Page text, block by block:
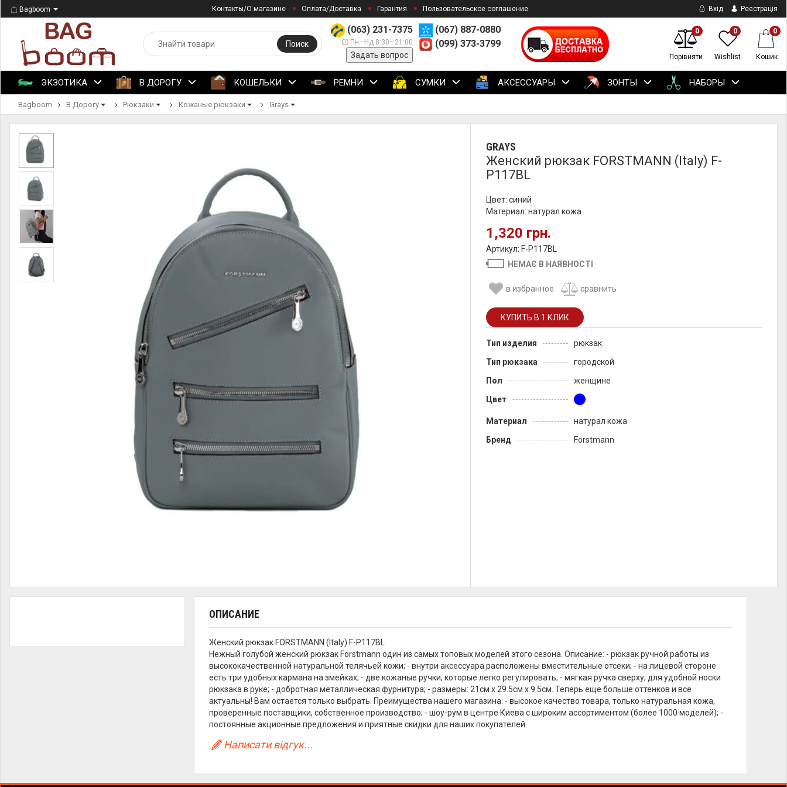
Bagboom Контакты/О магазине Оплата/Доставка Гарантия Пользовательское соглашение Вхід Реєстрація
(063) 231-7375
Пн—Нд 8:30—21:00
Задать вопрос
(067) 887-0880
(099) 373-3799
Поиск
0
Порівняти
0
Wishlist
0
Кошик
ЭКЗОТИКА В ДОРОГУ КОШЕЛЬКИ РЕМНИ СУМКИ АКСЕССУАРЫ ЗОНТЫ НАБОРЫ
Bagboom В Дорогу Рюкзаки Кожаные рюкзаки Grays
GRAYS
Женский рюкзак FORSTMANN (Italy) F-
P117BL
Цвет: синий
Материал: натурал кожа
1,320 грн.
Артикул: F-P117BL
НЕМАЄ В НАЯВНОСТІ
в избранное сравнить
Тип изделия
рюкзак
Тип рюкзака
городской
Пол
женщине
Цвет
Материал
натурал кожа
Бренд
Forstmann
ОПИСАНИЕ
Женский рюкзак FORSTMANN (Italy) F-P117BL
Нежный голубой женский рюкзак Forstmann один из самых топовых моделей этого сезона. Описание: - рюкзак ручной работы из
высококачественной натуральной телячьей кожи; - внутри аксессуара расположены вместительные отсеки; - на лицевой стороне
есть три удобных кармана на змейках; - две кожаные ручки, которые легко регулировать; - мягкая ручка сверху, для удобной носки
рюкзака в руке; - добротная металлическая фурнитура; - размеры: 21см х 29.5см х 9.5см. Теперь еще больше оттенков и все
актуальны! Вам остается только выбрать. Преимущества нашего магазина: - высокое качество товара, только натуральная кожа,
проверенные поставщики, собственное производство; - шоу-рум в центре Киева с широким ассортиментом (более 1000 моделей); -
постоянные акционные предложения и приятные скидки для наших покупателей.
Написати відгук...